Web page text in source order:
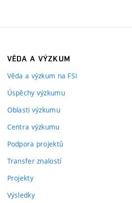
VĚDA A VÝZKUM
Věda a výzkum na FSI
Úspěchy výzkumu
Oblasti výzkumu
Centra výzkumu
Podpora projektů
Transfer znalostí
Projekty
Výsledky